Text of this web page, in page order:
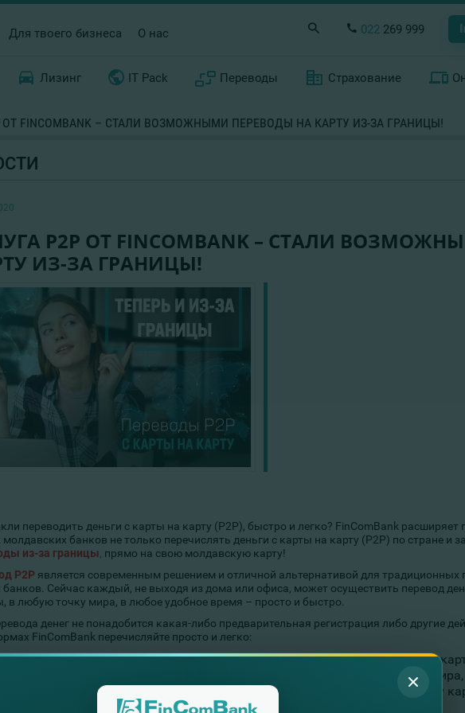
Для твоего бизнеса О нас 022 269 999
Лизинг IT Pack Переводы Страхование
ОТ FINCOMBANK – СТАЛИ ВОЗМОЖНЫМИ ПЕРЕВОДЫ НА КАРТУ ИЗ-ЗА ГРАНИЦЫ!
Р2Р ОТ FINCOMBANK – СТАЛИ
ИЗ-ЗА ГРАНИЦЫ!
переводить деньги с карты на карту (Р2Р), быстро и легко? FinComBank расширяет
банков не только перечислять деньги с карты на карту (Р2Р) по стране и
из-за границы прямо на свою молдавскую карту!
P2P является современным решением и отличной альтернативой для традиционных
банков. Сейчас каждый, не выходя из дома или офиса, может осуществить перевод
в любую точку мира, в любое удобное время – просто и быстро.
денег не понадобится какая-либо предварительная регистрация либо другие
FinComBank перечисляйте просто и легко:
любой иностранной карты Mastercard– на любую другую молдавскую
- в любую точку страны или
платежной системы (Visa→Visa либо Mastercard→Mastercard), так и между
систем (Visa→Mastercard либо Mastercard→Visa)